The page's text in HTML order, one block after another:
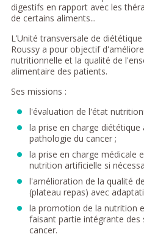
digestifs en rapport avec les
de certains aliments...
L’Unité transversale de
Roussy a pour objectif
nutritionnelle et la qualité de
alimentaire des patients.
Ses missions :
l'évaluation de l'état
la prise en charge
pathologie du cancer ;
la prise en charge médicale
nutrition artificielle si
l'amélioration de la qualité
(plateau repas) avec
la promotion de la nutrition
faisant partie intégrante
cancer.